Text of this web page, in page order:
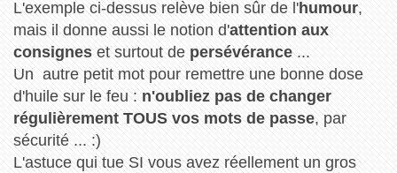
L'exemple ci-dessus relève bien sûr de l'humour,
mais il donne aussi le notion d'attention aux
consigneset surtout de persévérance...
Un autre petit mot pour remettre une bonne dose
d'huile sur le feu : n'oubliez pas de changer
régulièrement TOUS vos mots de passe, par
sécurité ... :)
L'astuce qui tue SI vous avez réellement un gros